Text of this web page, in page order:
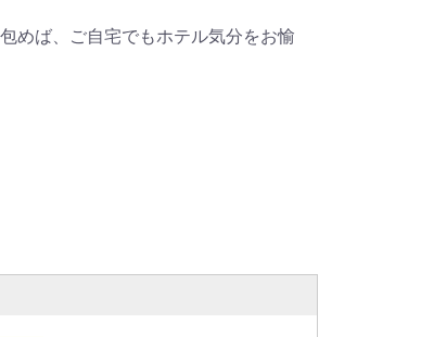
めば、ご自宅でもホテル気分をお愉